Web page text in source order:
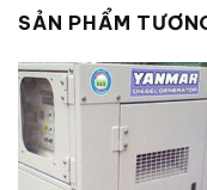
SẢN PHẨM